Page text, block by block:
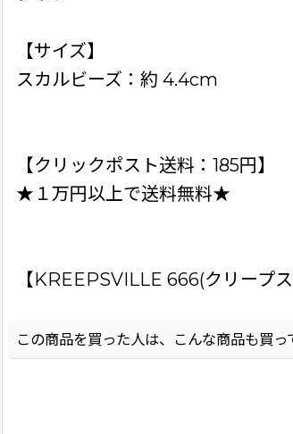
【サイズ】
スカルビーズ：約 4.4cm
【クリックポスト送料：185円】
★１万円以上で送料無料★
【KREEPSVILLE 666(クリープ
この商品を買った人は、こんな商品も買っ